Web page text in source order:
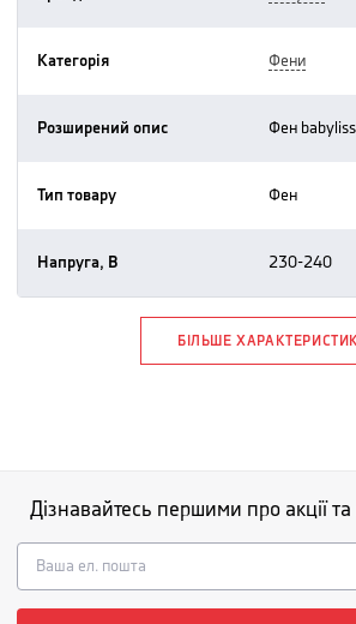
Категорія фени
Розширений опис фен
Тип товару фен
Напруга, В 230-240
БІЛЬШЕ ХАРАКТЕРИСТИК
Дізнавайтесь першими про акції